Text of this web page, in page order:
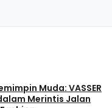
Muda: VASSER
Merintis Jalan